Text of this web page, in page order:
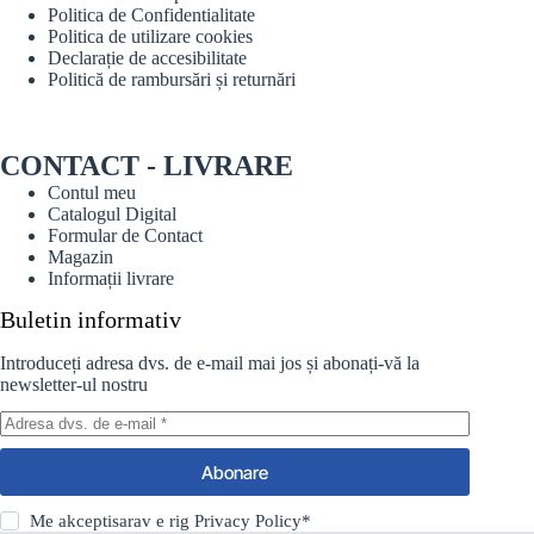
Politica de Confidentialitate
Politica de utilizare cookies
Declarație de accesibilitate
Politică de rambursări și returnări
CONTACT - LIVRARE
Contul meu
Catalogul Digital
Formular de Contact
Magazin
Informații livrare
Buletin informativ
Introduceți adresa dvs. de e-mail mai jos și abonați-vă la
newsletter-ul nostru
Abonare
Me akceptisarav e rigPrivacy Policy*